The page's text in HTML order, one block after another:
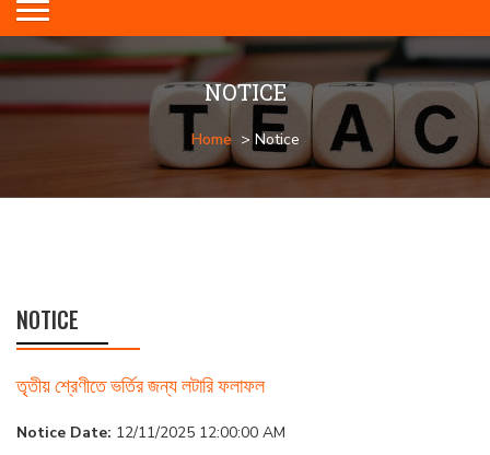
NOTICE
Home > Notice
NOTICE
তৃতীয় শ্রেণীতে ভর্তির জন্য লটারি ফলাফল
Notice Date: 12/11/2025 12:00:00 AM